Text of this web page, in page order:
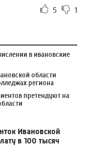
5 1
в ивановские
области
региона
претендуют на
Ивановской
в 100 тысяч